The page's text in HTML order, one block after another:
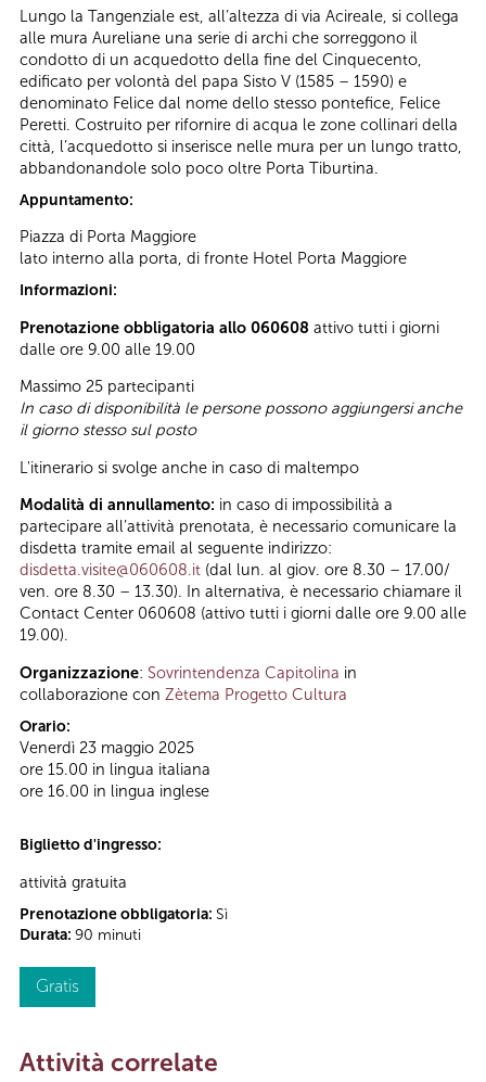
Lungo la Tangenziale est, all’altezza di via Acireale, si collega
alle mura Aureliane una serie di archi che sorreggono il
condotto di un acquedotto della fine del Cinquecento,
edificato per volontà del papa Sisto V (1585 – 1590) e
denominato Felice dal nome dello stesso pontefice, Felice
Peretti. Costruito per rifornire di acqua le zone collinari della
città, l’acquedotto si inserisce nelle mura per un lungo tratto,
abbandonandole solo poco oltre Porta Tiburtina.
Appuntamento:
Piazza di Porta Maggiore
lato interno alla porta, di fronte Hotel Porta Maggiore
Informazioni:
Prenotazione obbligatoria allo 060608 attivo tutti i giorni
dalle ore 9.00 alle 19.00
Massimo 25 partecipanti
In caso di disponibilità le persone possono aggiungersi anche
il giorno stesso sul posto
L'itinerario si svolge anche in caso di maltempo
Modalità di annullamento: in caso di impossibilità a
partecipare all’attività prenotata, è necessario comunicare la
disdetta tramite email al seguente indirizzo:
disdetta.visite@060608.it (dal lun. al giov. ore 8.30 – 17.00/
ven. ore 8.30 – 13.30). In alternativa, è necessario chiamare il
Contact Center 060608 (attivo tutti i giorni dalle ore 9.00 alle
19.00).
Organizzazione: Sovrintendenza Capitolina in
collaborazione con Zètema Progetto Cultura
Orario:
Venerdì 23 maggio 2025
ore 15.00 in lingua italiana
ore 16.00 in lingua inglese
Biglietto d'ingresso:
attività gratuita
Prenotazione obbligatoria: Sì
Durata: 90 minuti
Gratis
Attività correlate